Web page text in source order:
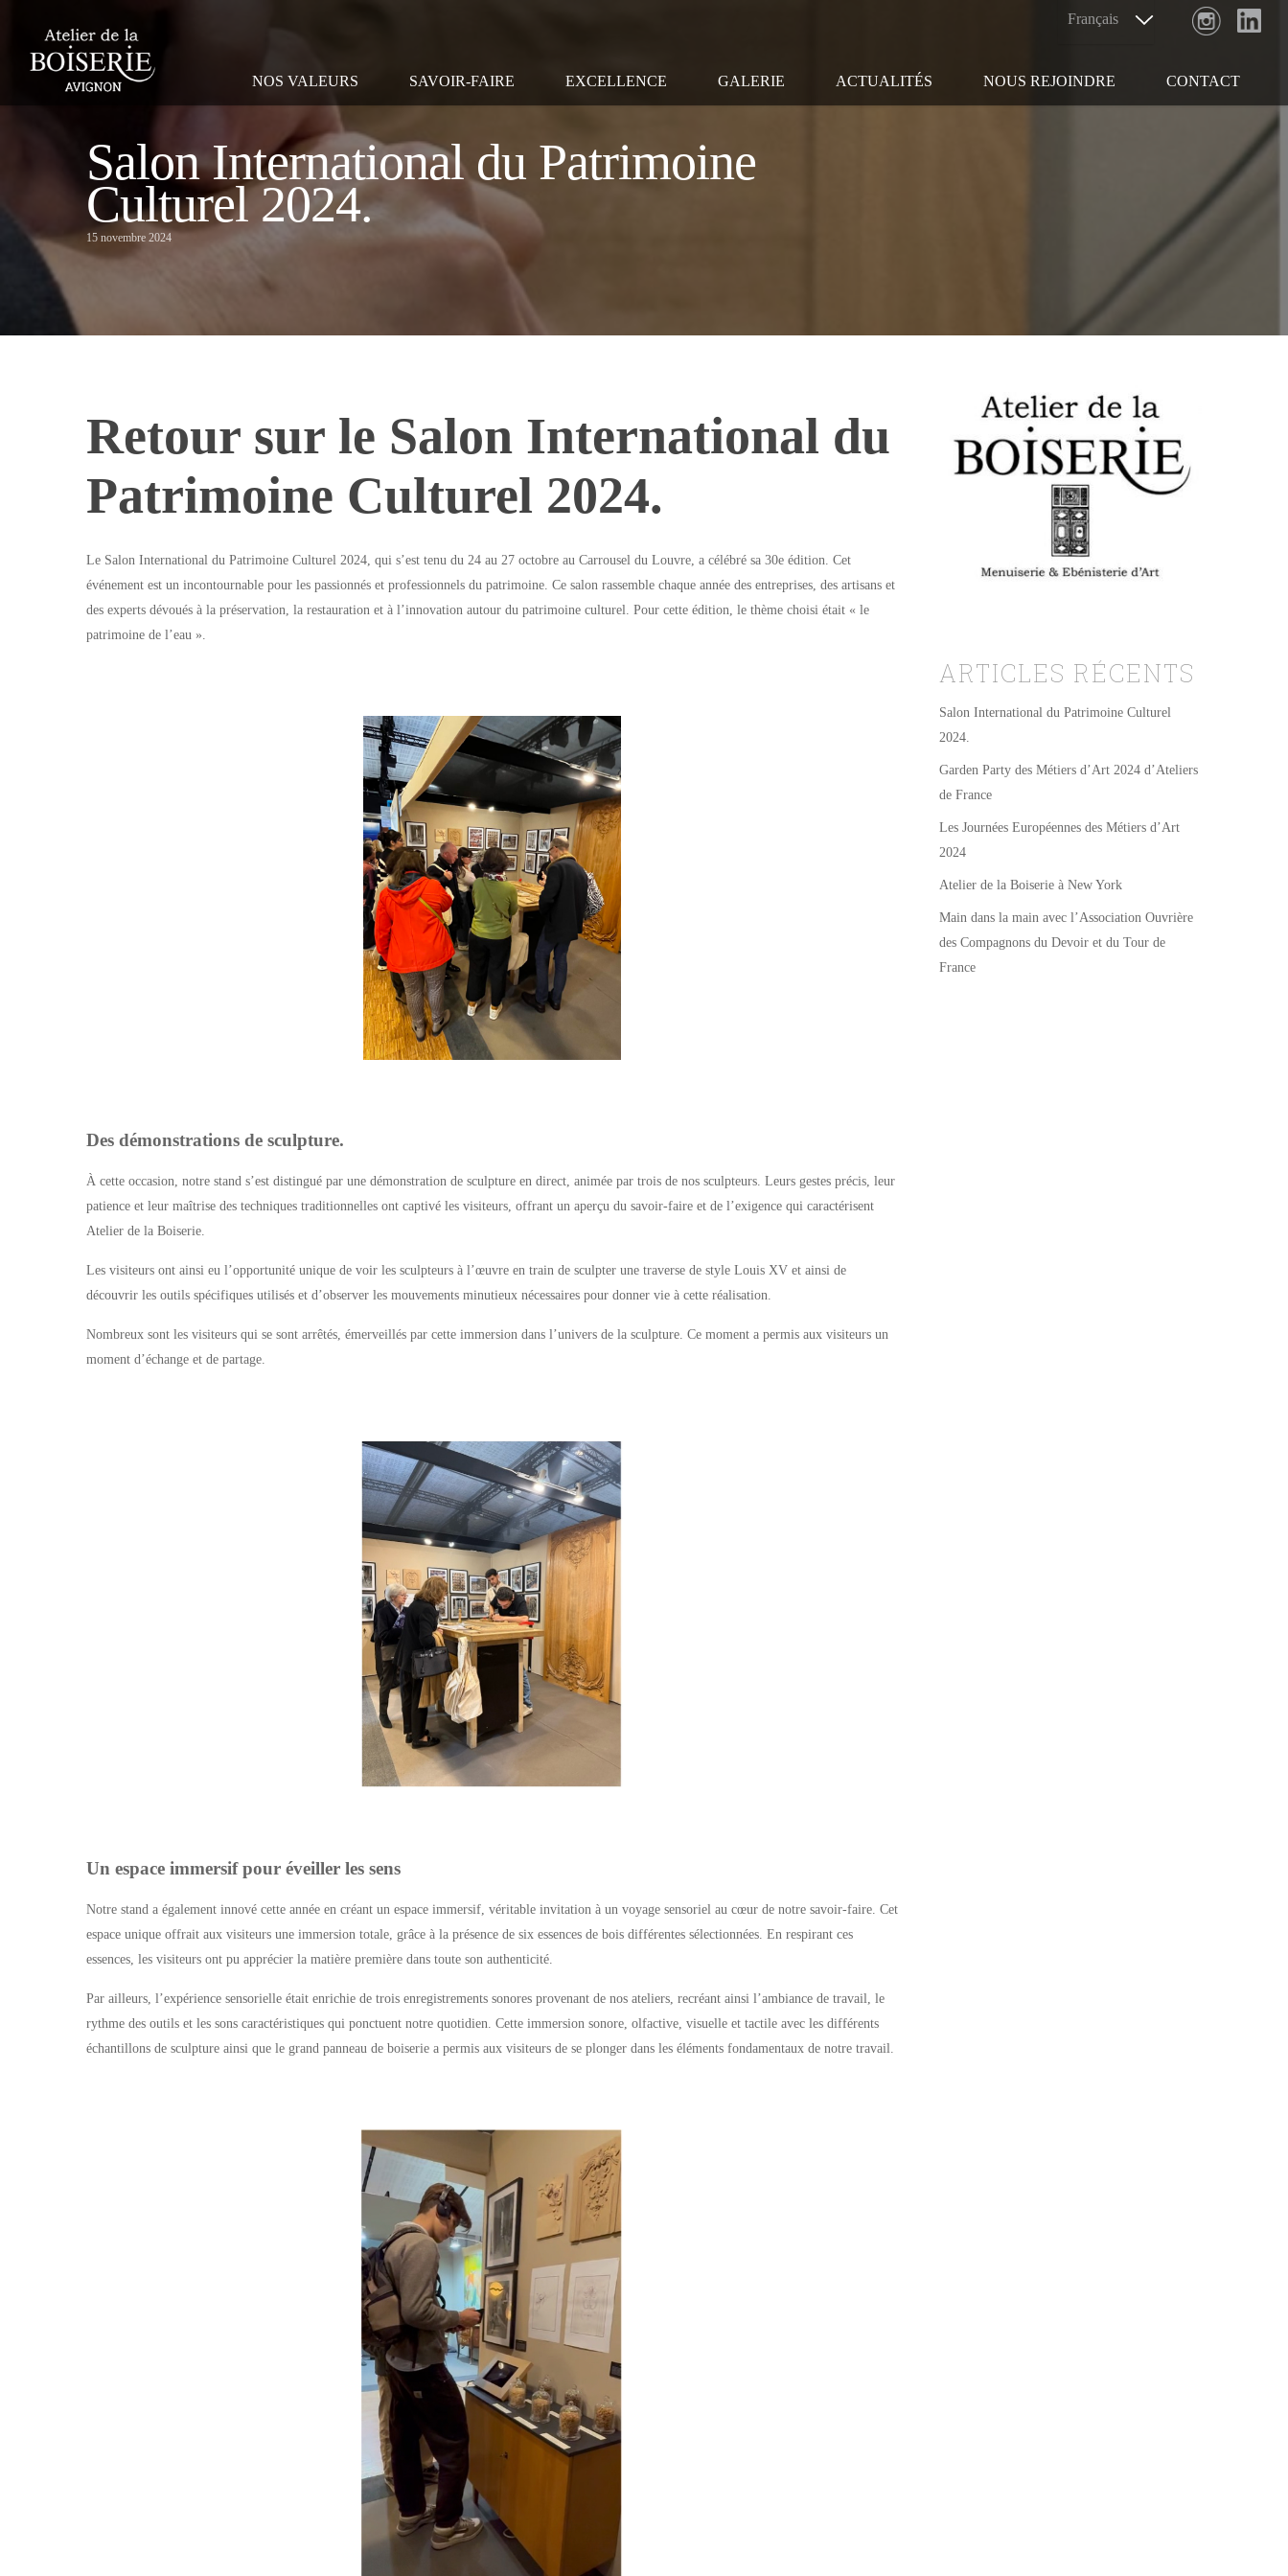
NOS VALEURS SAVOIR-FAIRE EXCELLENCE GALERIE ACTUALITÉS NOUS REJOINDRE CONTACT
Salon International du Patrimoine
Culturel 2024.
15 novembre 2024
Retour sur le Salon International du
Patrimoine Culturel 2024.
Le Salon International du Patrimoine Culturel 2024, qui s’est tenu du 24 au 27 octobre au Carrousel du Louvre, a célébré sa 30e édition. Cet
événement est un incontournable pour les passionnés et professionnels du patrimoine. Ce salon rassemble chaque année des entreprises, des artisans et
des experts dévoués à la préservation, la restauration et à l’innovation autour du patrimoine culturel. Pour cette édition, le thème choisi était « le
patrimoine de l’eau ».
Des démonstrations de sculpture.
À cette occasion, notre stand s’est distingué par une démonstration de sculpture en direct, animée par trois de nos sculpteurs. Leurs gestes précis, leur
patience et leur maîtrise des techniques traditionnelles ont captivé les visiteurs, offrant un aperçu du savoir-faire et de l’exigence qui caractérisent
Atelier de la Boiserie.
Les visiteurs ont ainsi eu l’opportunité unique de voir les sculpteurs à l’œuvre en train de sculpter une traverse de style Louis XV et ainsi de
découvrir les outils spécifiques utilisés et d’observer les mouvements minutieux nécessaires pour donner vie à cette réalisation.
Nombreux sont les visiteurs qui se sont arrêtés, émerveillés par cette immersion dans l’univers de la sculpture. Ce moment a permis aux visiteurs un
moment d’échange et de partage.
Un espace immersif pour éveiller les sens
Notre stand a également innové cette année en créant un espace immersif, véritable invitation à un voyage sensoriel au cœur de notre savoir-faire. Cet
espace unique offrait aux visiteurs une immersion totale, grâce à la présence de six essences de bois différentes sélectionnées. En respirant ces
essences, les visiteurs ont pu apprécier la matière première dans toute son authenticité.
Par ailleurs, l’expérience sensorielle était enrichie de trois enregistrements sonores provenant de nos ateliers, recréant ainsi l’ambiance de travail, le
rythme des outils et les sons caractéristiques qui ponctuent notre quotidien. Cette immersion sonore, olfactive, visuelle et tactile avec les différents
échantillons de sculpture ainsi que le grand panneau de boiserie a permis aux visiteurs de se plonger dans les éléments fondamentaux de notre travail.
ARTICLES RÉCENTS
Salon International du Patrimoine Culturel
2024.
Garden Party des Métiers d’Art 2024 d’Ateliers
de France
Les Journées Européennes des Métiers d’Art
2024
Atelier de la Boiserie à New York
Main dans la main avec l’Association Ouvrière
des Compagnons du Devoir et du Tour de
France